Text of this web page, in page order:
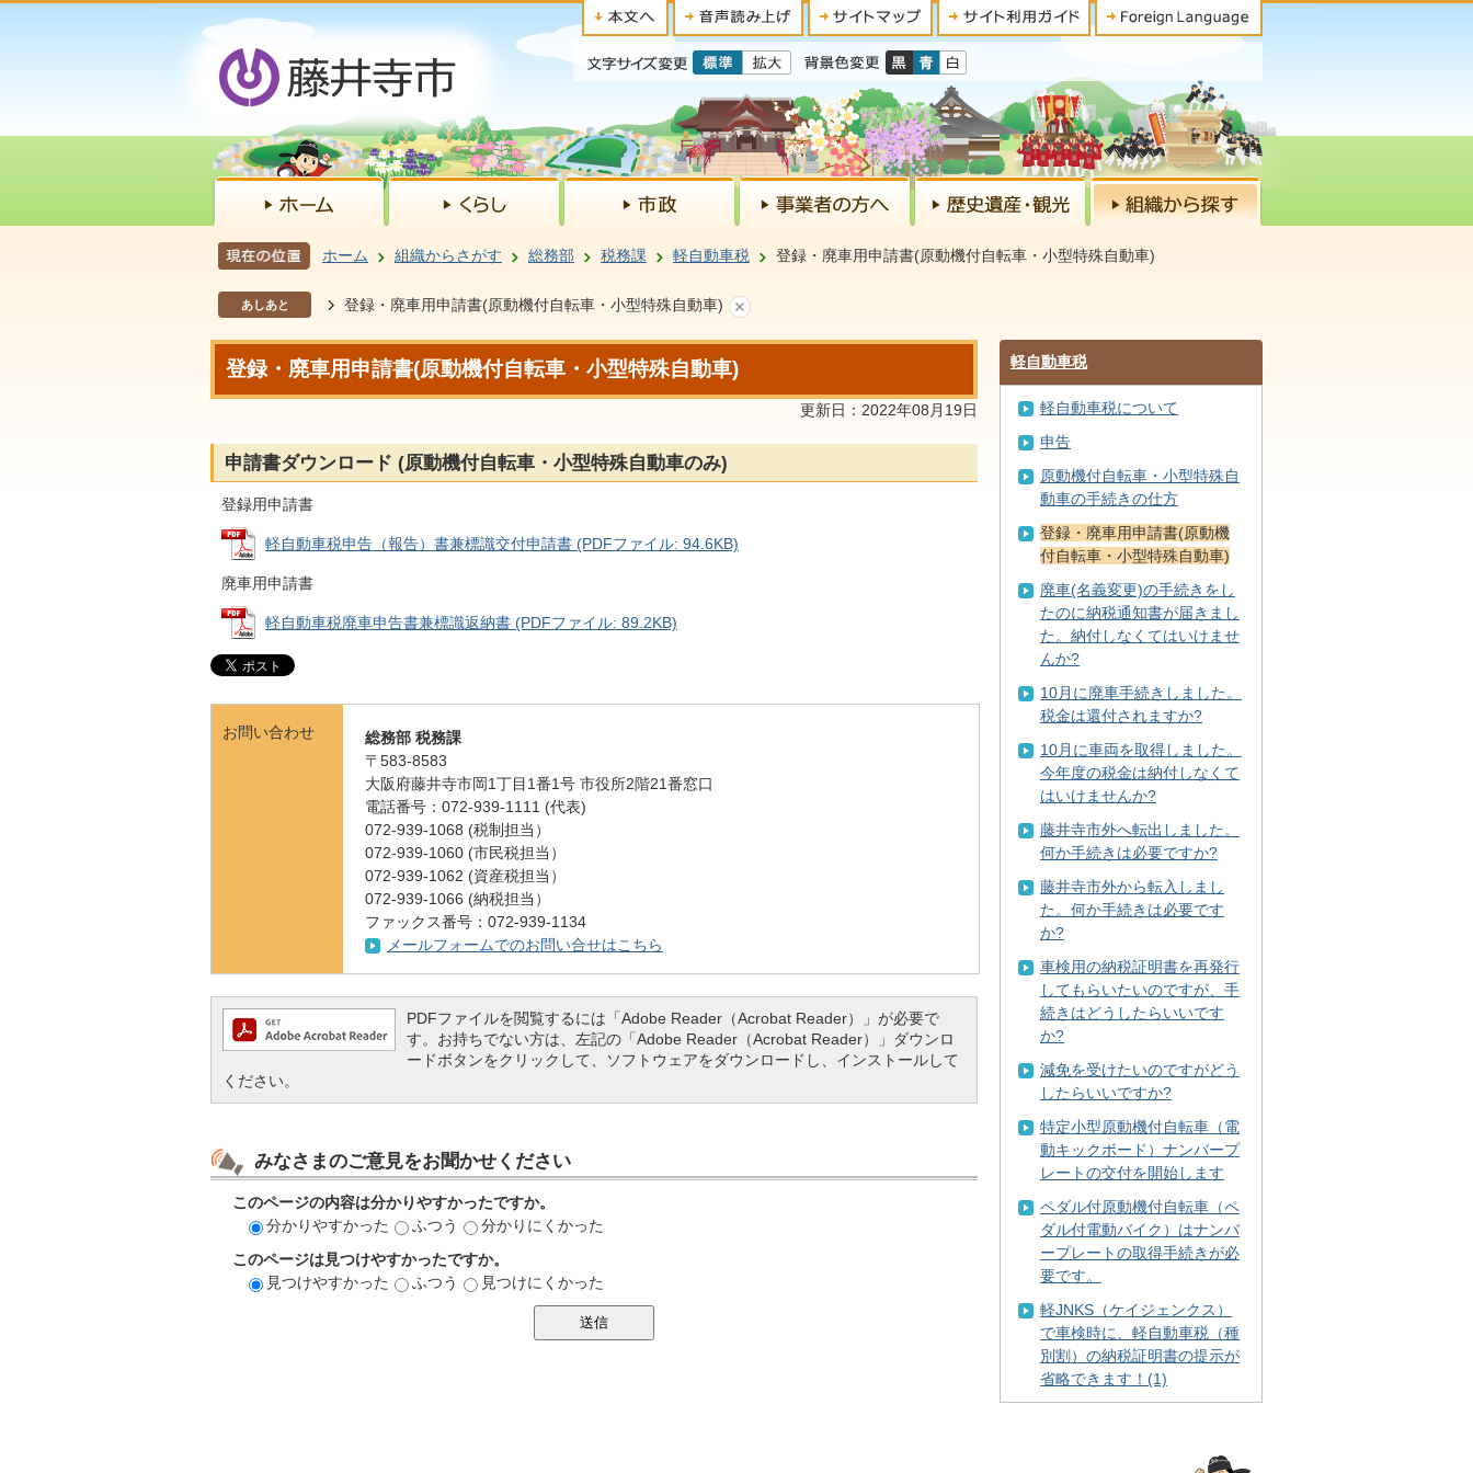
ホーム 組織からさがす 総務部 税務課 軽自動車税 登録・廃車用申請書(原動機付自転車・小型特殊自動車)
あしあと 登録・廃車用申請書(原動機付自転車・小型特殊自動車)
登録・廃車用申請書(原動機付自転車・小型特殊自動車)
更新日：2022年08月19日
申請書ダウンロード (原動機付自転車・小型特殊自動車のみ)
登録用申請書
軽自動車税申告（報告）書兼標識交付申請書 (PDFファイル: 94.6KB)
廃車用申請書
軽自動車税廃車申告書兼標識返納書 (PDFファイル: 89.2KB)
お問い合わせ
総務部 税務課
〒583-8583
大阪府藤井寺市岡1丁目1番1号 市役所2階21番窓口
電話番号：072-939-1111 (代表)
072-939-1068 (税制担当）
072-939-1060 (市民税担当）
072-939-1062 (資産税担当）
072-939-1066 (納税担当）
ファックス番号：072-939-1134
メールフォームでのお問い合せはこちら
PDFファイルを閲覧するには「Adobe Reader（Acrobat Reader）」が必要で
す。お持ちでない方は、左記の「Adobe Reader（Acrobat Reader）」ダウンロ
ードボタンをクリックして、ソフトウェアをダウンロードし、インストールして
ください。
みなさまのご意見をお聞かせください
このページの内容は分かりやすかったですか。
分かりやすかった
ふつう
分かりにくかった
このページは見つけやすかったですか。
見つけやすかった
ふつう 見つけにくかった
軽自動車税
軽自動車税について
申告
原動機付自転車・小型特殊自
動車の手続きの仕方
登録・廃車用申請書(原動機
付自転車・小型特殊自動車)
廃車(名義変更)の手続きをし
たのに納税通知書が届きまし
た。納付しなくてはいけませ
んか?
10月に廃車手続きしました。
税金は還付されますか?
10月に車両を取得しました。
今年度の税金は納付しなくて
はいけませんか?
藤井寺市外へ転出しました。
何か手続きは必要ですか?
藤井寺市外から転入しまし
た。何か手続きは必要です
か?
車検用の納税証明書を再発行
してもらいたいのですが、手
続きはどうしたらいいです
か?
減免を受けたいのですがどう
したらいいですか?
特定小型原動機付自転車（電
動キックボード）ナンバープ
レートの交付を開始します
ペダル付原動機付自転車（ペ
ダル付電動バイク）はナンバ
ープレートの取得手続きが必
要です。
軽JNKS（ケイジェンクス）
で車検時に、軽自動車税（種
別割）の納税証明書の提示が
省略できます！(1)